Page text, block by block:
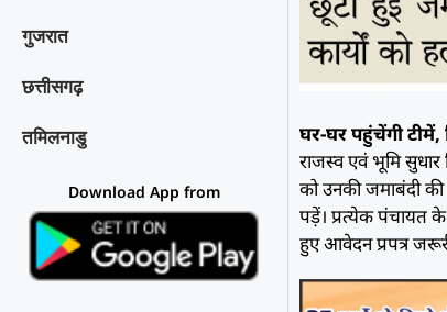
गुजरात
छत्तीसगढ़
तमिलनाडु
Download App from
घर-घर पहुंचेंगी
राजस्व एवं भूमि
को उनकी जमाबंदी
पड़ें। प्रत्येक पंचायत
हुए आवेदन प्रपत्र